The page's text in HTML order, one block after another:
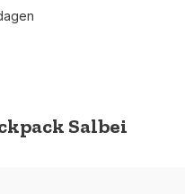
verzonden (ma-vr)
Salbei